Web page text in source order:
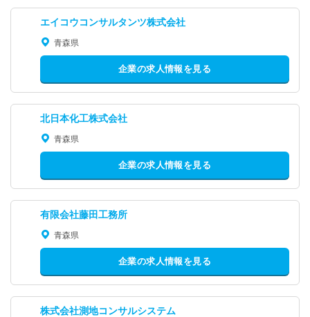
エイコウコンサルタンツ株式会社
青森県
企業の求人情報を見る
北日本化工株式会社
青森県
企業の求人情報を見る
有限会社藤田工務所
青森県
企業の求人情報を見る
株式会社測地コンサルシステム